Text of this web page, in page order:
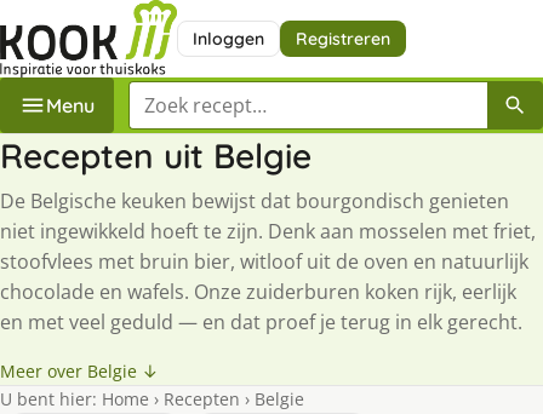
Inloggen Registreren
Menu Zoek een recept
Recepten uit Belgie
De Belgische keuken bewijst dat bourgondisch genieten
niet ingewikkeld hoeft te zijn. Denk aan mosselen met friet,
stoofvlees met bruin bier, witloof uit de oven en natuurlijk
chocolade en wafels. Onze zuiderburen koken rijk, eerlijk
en met veel geduld — en dat proef je terug in elk gerecht.
Meer over Belgie ↓
U bent hier: Home › Recepten › Belgie